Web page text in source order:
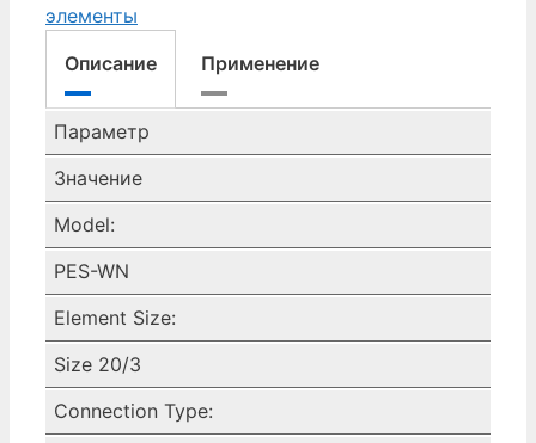
ЭЛЕМЕНТ,
PES-
WN,
20 ДЮЙМОВ,
0,45 МИКРОНА,
UF,
EPDM
1C230132-
84
Donaldson
элементы
Описание
Применение
Параметр
Значение
Model:
PES-WN
Element Size:
Size 20/3
Connection Type: